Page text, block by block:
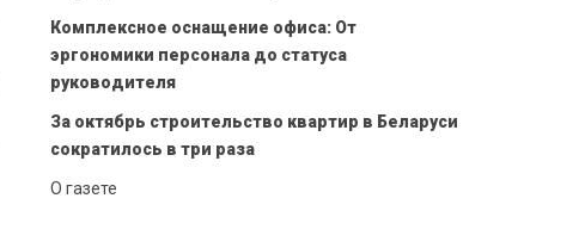
Комплексное оснащение офиса: От
эргономики персонала до статуса
руководителя
За октябрь строительство квартир в Беларуси
сократилось в три раза
О газете